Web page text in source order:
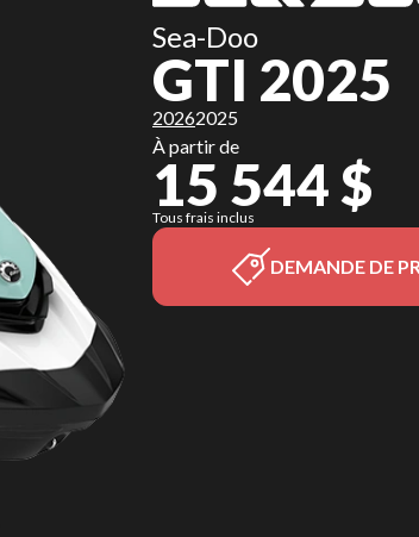
Sea-Doo
GTI 2025
20262025
À partir de
15 544 $
Tous frais inclus
DEMANDE DE